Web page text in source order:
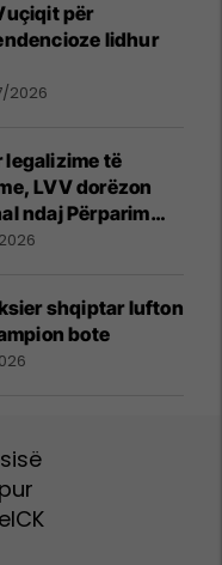
për
lidhur
2026
legalizime të
LVV dorëzon
ndaj Përparim
të
shqiptar lufton
bote
ICK